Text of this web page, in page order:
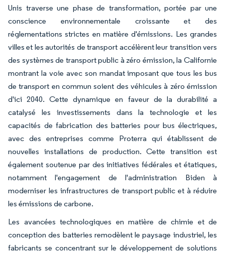
Unis traverse une phase de transformation, portée par une
conscience environnementale croissante et des
réglementations strictes en matière d'émissions. Les grandes
villes et les autorités de transport accélèrent leur transition vers
des systèmes de transport public à zéro émission, la Californie
montrant la voie avec son mandat imposant que tous les bus
de transport en commun soient des véhicules à zéro émission
d'ici 2040. Cette dynamique en faveur de la durabilité a
catalysé les investissements dans la technologie et les
capacités de fabrication des batteries pour bus électriques,
avec des entreprises comme Proterra qui établissent de
nouvelles installations de production. Cette transition est
également soutenue par des initiatives fédérales et étatiques,
notamment l'engagement de l'administration Biden à
moderniser les infrastructures de transport public et à réduire
les émissions de carbone.
Les avancées technologiques en matière de chimie et de
conception des batteries remodèlent le paysage industriel, les
fabricants se concentrant sur le développement de solutions